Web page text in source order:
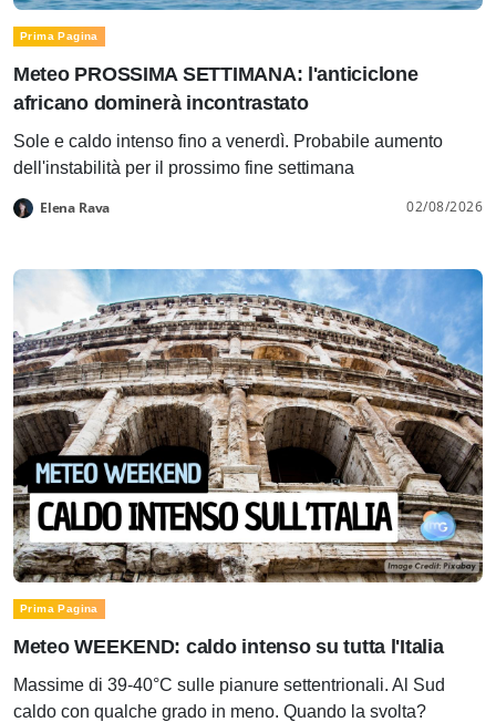
Prima Pagina
Meteo PROSSIMA SETTIMANA: l'anticiclone
africano dominerà incontrastato
Sole e caldo intenso fino a venerdì. Probabile aumento
dell'instabilità per il prossimo fine settimana
Elena Rava 02/08/2026
Prima Pagina
Meteo WEEKEND: caldo intenso su tutta l'Italia
Massime di 39-40°C sulle pianure settentrionali. Al Sud
caldo con qualche grado in meno. Quando la svolta?